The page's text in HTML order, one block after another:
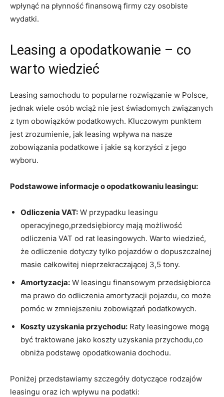
wpłynąć‍ na⁤ płynność finansową firmy czy osobiste
⁣wydatki.
Leasing‌ a opodatkowanie – co
warto‍ wiedzieć
Leasing samochodu to​ popularne rozwiązanie ⁢w Polsce,⁣
jednak wiele osób ‍wciąż ⁤nie jest świadomych związanych
z tym obowiązków podatkowych. Kluczowym punktem
jest zrozumienie, jak leasing wpływa⁢ na nasze
⁤zobowiązania⁢ podatkowe i⁤ jakie są korzyści z jego
wyboru.
Podstawowe informacje o opodatkowaniu⁣ leasingu:
Odliczenia VAT: W przypadku leasingu
operacyjnego,przedsiębiorcy mają możliwość
odliczenia‌ VAT od rat leasingowych. ⁢Warto wiedzieć,
że odliczenie dotyczy tylko pojazdów o dopuszczalnej
masie całkowitej nieprzekraczającej 3,5⁢ tony.
Amortyzacja: W leasingu finansowym przedsiębiorca
ma prawo do odliczenia amortyzacji pojazdu, ⁤co może
pomóc w ⁣zmniejszeniu zobowiązań podatkowych.
Koszty uzyskania przychodu: Raty leasingowe mogą
być traktowane jako koszty uzyskania przychodu,co
obniża podstawę opodatkowania dochodu.
Poniżej przedstawiamy szczegóły dotyczące rodzajów
leasingu oraz⁢ ich wpływu na podatki: